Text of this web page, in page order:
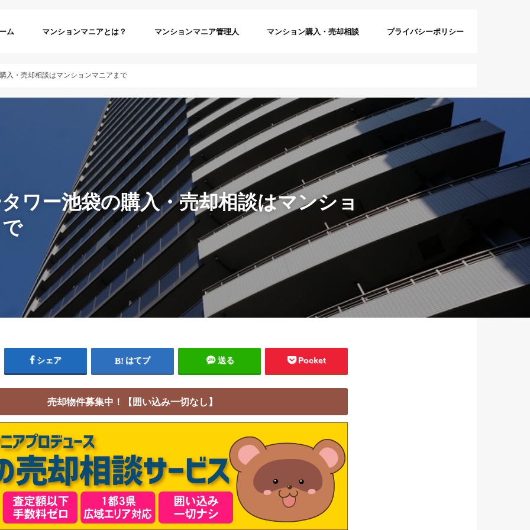
ム マンションマニアとは？ マンションマニア管理人 マンション購入・売却相談 プライバシーポリシー
入・売却相談はマンションマニアまで
ワー池袋の購入・売却相談はマンショ
シェア はてブ 送る Pocket
売却物件募集中！【囲い込み一切なし】